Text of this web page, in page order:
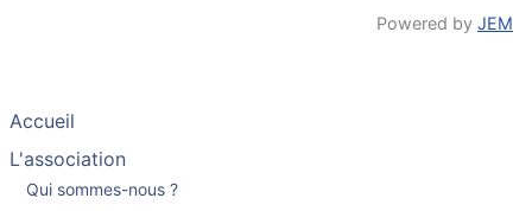
Powered by JEM
Accueil
L'association
Qui sommes-nous ?